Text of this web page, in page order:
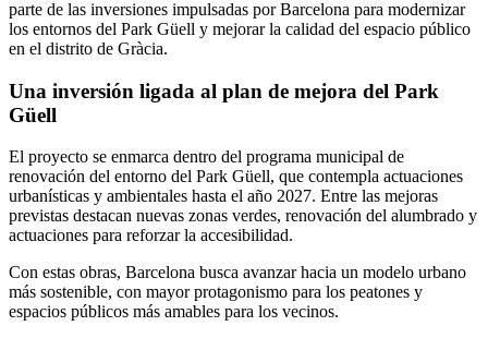
parte de las inversiones impulsadas por Barcelona para modernizar
los entornos del Park Güell y mejorar la calidad del espacio público
en el distrito de Gràcia.
Una inversión ligada al plan de mejora del Park
Güell
El proyecto se enmarca dentro del programa municipal de
renovación del entorno del Park Güell, que contempla actuaciones
urbanísticas y ambientales hasta el año 2027. Entre las mejoras
previstas destacan nuevas zonas verdes, renovación del alumbrado y
actuaciones para reforzar la accesibilidad.
Con estas obras, Barcelona busca avanzar hacia un modelo urbano
más sostenible, con mayor protagonismo para los peatones y
espacios públicos más amables para los vecinos.